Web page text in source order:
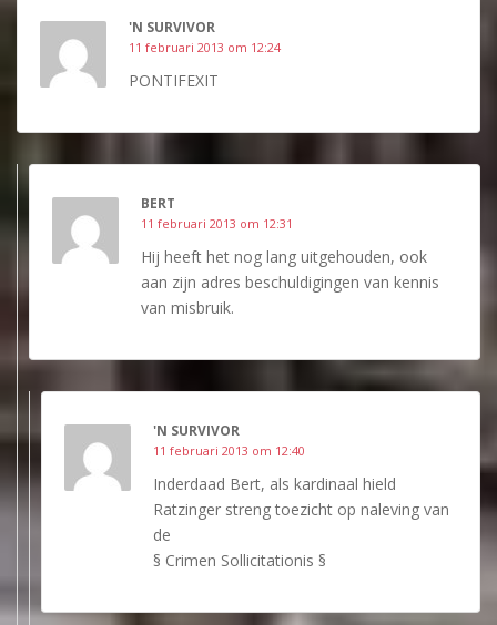
'N SURVIVOR
11 februari 2013 om 12:24
PONTIFEXIT
BERT
11 februari 2013 om 12:31
Hij heeft het nog lang uitgehouden, ook
aan zijn adres beschuldigingen van kennis
van misbruik.
'N SURVIVOR
11 februari 2013 om 12:40
Inderdaad Bert, als kardinaal hield
Ratzinger streng toezicht op naleving van
de
§ Crimen Sollicitationis §